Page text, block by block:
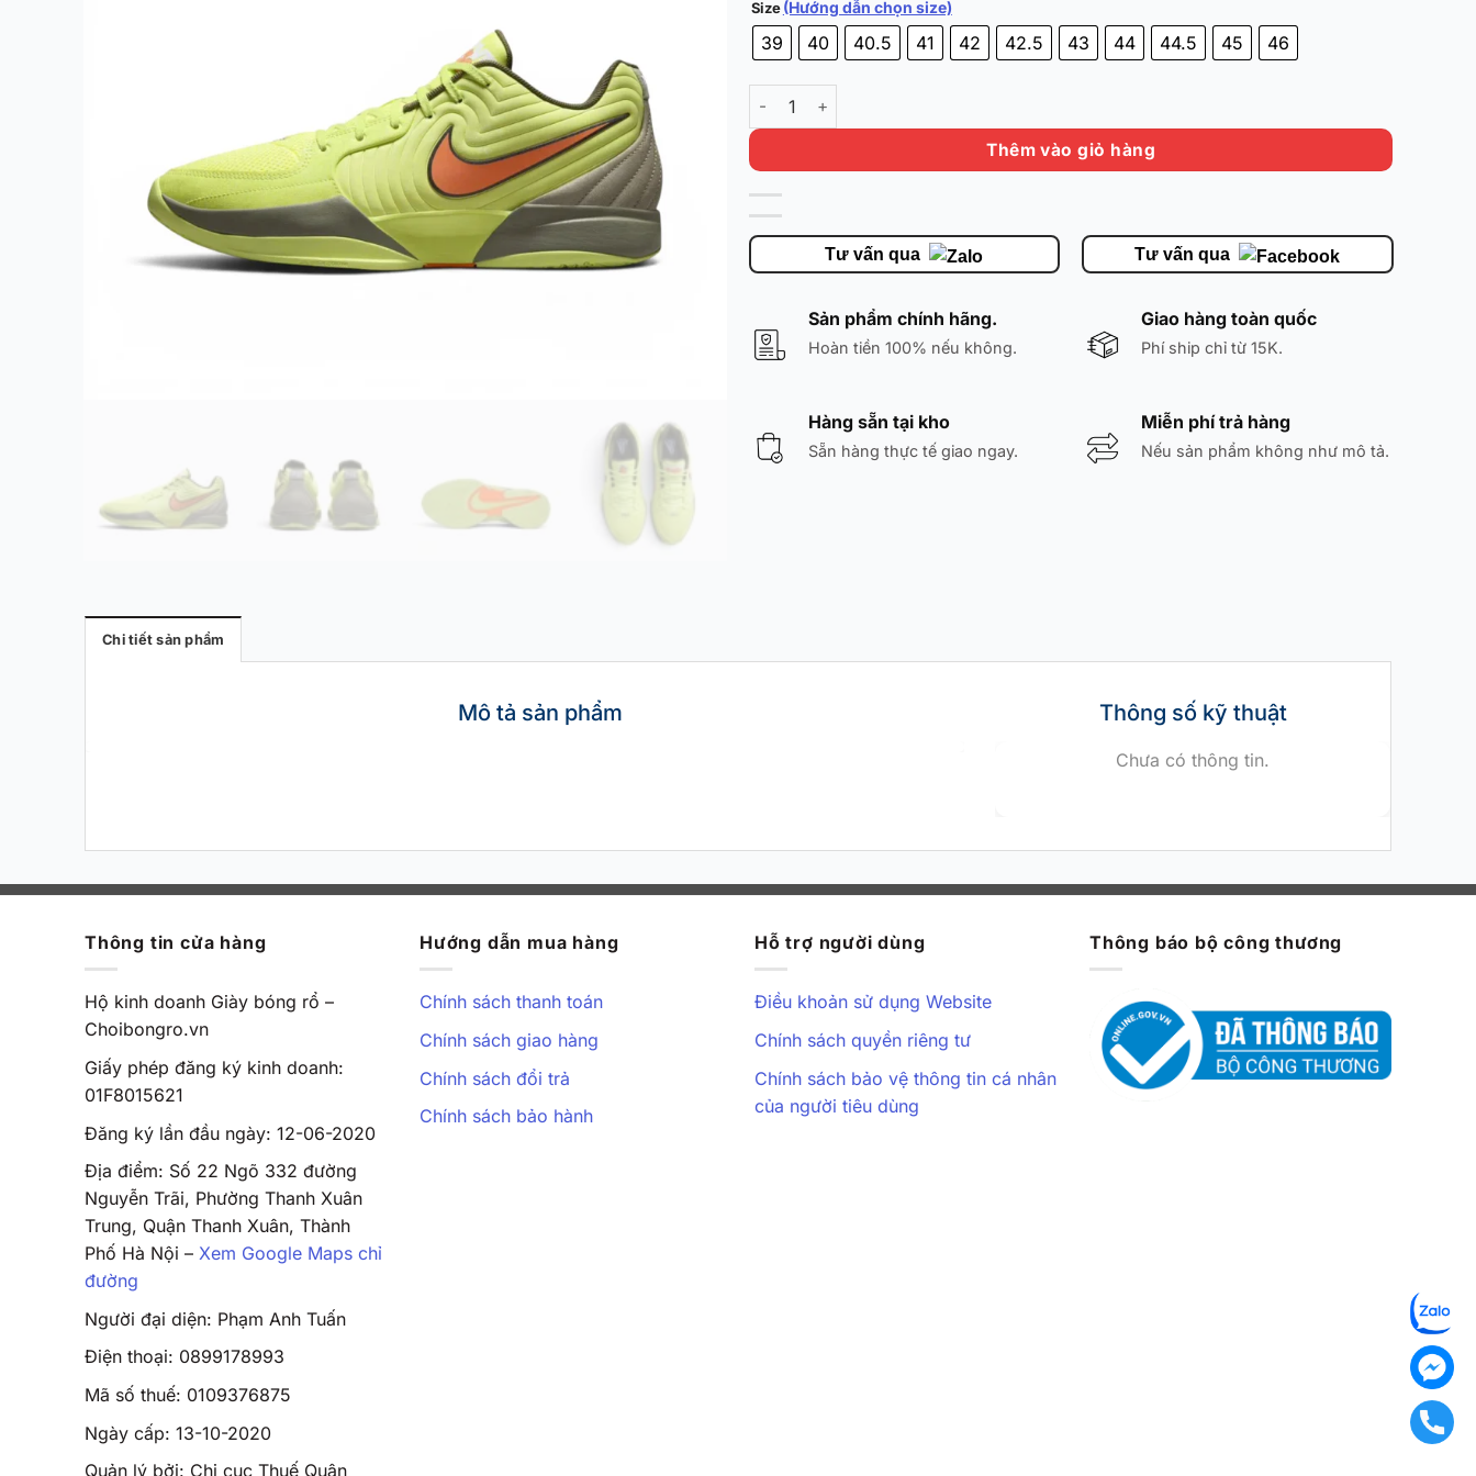
Size (Hướng dẫn chọn size)
39 40 40.5 41 42 42.5 43 44 44.5 45 46
Nike Ja 2 'Twelve Time' FD7328-701 - Đã Qua Sử Dụng - Chính Hãng số lượng
Thêm vào giỏ hàng
Tư vấn qua Tư vấn qua
Sản phẩm chính hãng.
Hoàn tiền 100% nếu không.
Giao hàng toàn quốc
Phí ship chỉ từ 15K.
Hàng sẵn tại kho
Sẵn hàng thực tế giao ngay.
Miễn phí trả hàng
Nếu sản phẩm không như mô tả.
Chi tiết sản phẩm
Mô tả sản phẩm Thông số kỹ thuật
Chưa có thông tin.
Thông tin cửa hàng
Hộ kinh doanh Giày bóng rổ –
Choibongro.vn
Giấy phép đăng ký kinh doanh:
01F8015621
Đăng ký lần đầu ngày: 12-06-2020
Địa điểm: Số 22 Ngõ 332 đường
Nguyễn Trãi, Phường Thanh Xuân
Trung, Quận Thanh Xuân, Thành
Phố Hà Nội – Xem Google Maps chỉ
đường
Người đại diện: Phạm Anh Tuấn
Điện thoại: 0899178993
Mã số thuế: 0109376875
Ngày cấp: 13-10-2020
Quản lý bởi: Chi cục Thuế Quận
Hướng dẫn mua hàng
Chính sách thanh toán
Chính sách giao hàng
Chính sách đổi trả
Chính sách bảo hành
Hỗ trợ người dùng
Điều khoản sử dụng Website
Chính sách quyền riêng tư
Chính sách bảo vệ thông tin cá nhân
của người tiêu dùng
Thông báo bộ công thương